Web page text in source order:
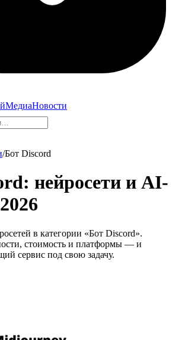
МедиаНовости
/Бот Discord
: нейросети и AI-
2026
в категории «Бот Discord».
стоимость и платформы — и
сервис под свою задачу.